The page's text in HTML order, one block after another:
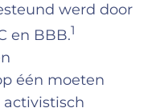
werd door
en BBB.1
één moeten